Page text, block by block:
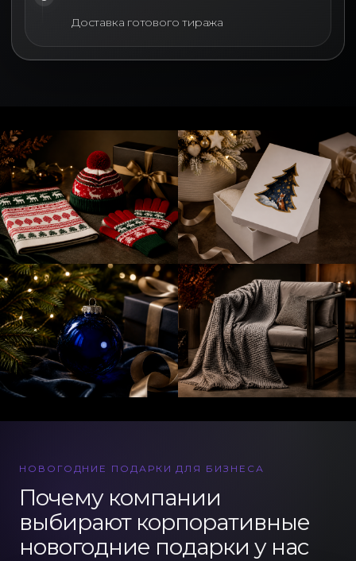
Доставка готового тиража
НОВОГОДНИЕ ПОДАРКИ ДЛЯ БИЗНЕСА
Почему компании
выбирают корпоративные
новогодние подарки у нас